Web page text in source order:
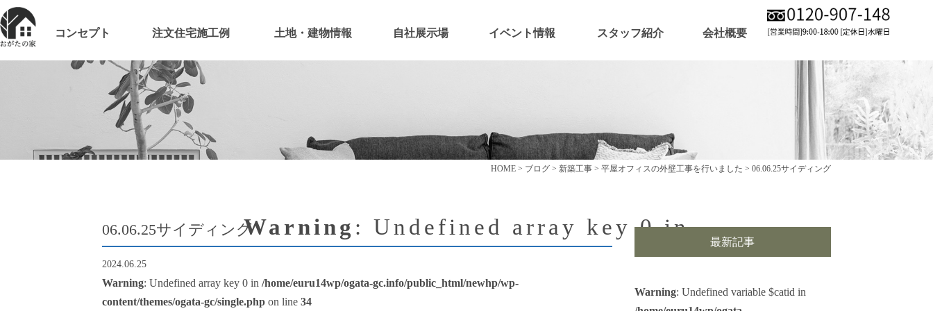
コンセプト 注文住宅施工例 土地・建物情報 自社展示場 イベント情報 スタッフ紹介 会社概要
Warning : Undefined array key 0 in
HOME > ブログ > 新築工事 > 平屋オフィスの外壁工事を行いました > 06.06.25サイディング
06.06.25サイディング
2024.06.25
Warning: Undefined array key 0 in /home/euru14wp/ogata-gc.info/public_html/newhp/wp-
content/themes/ogata-gc/single.php on line 34
最新記事
Warning: Undefined variable $catid in